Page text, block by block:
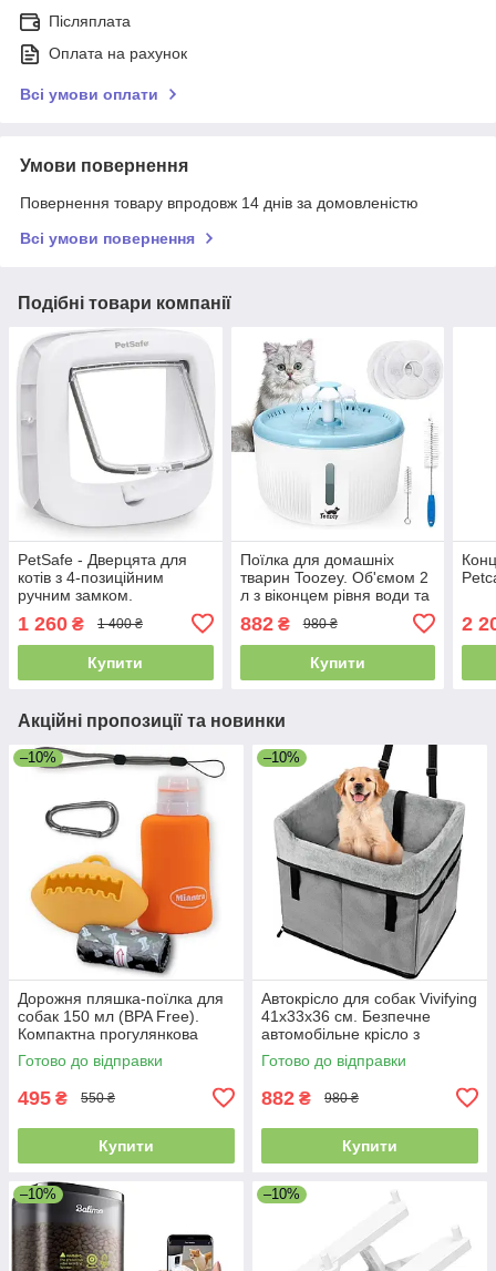
Післяплата
Оплата на рахунок
Всі умови оплати
Умови повернення
Повернення товару впродовж 14 днів за домовленістю
Всі умови повернення
Подібні товари компанії
PetSafe - Дверцята для
котів з 4-позиційним
ручним замком.
двері для тварин, білі
1 260 ₴ 1 400 ₴
Купити
Поїлка для домашніх
тварин Toozey. Об'ємом 2
л з віконцем рівня води та
автомат
882₴ 980 ₴
Купити
2
Акційні пропозиції та новинки
–10%
Дорожня пляшка-поїлка для
собак 150 мл (BPA Free).
Компактна прогулянкова
пляшка з карабіном та
ремінцем, захист від
Готово до відправки
495 ₴ 550 ₴
Купити
–10%
Автокрісло для собак Vivifying
41x33x36 см. Безпечне
автомобільне крісло з
повідцем та плюшевою
подушкою для собак до 11 кг
Готово до відправки
882 ₴ 980 ₴
Купити
–10% –10%